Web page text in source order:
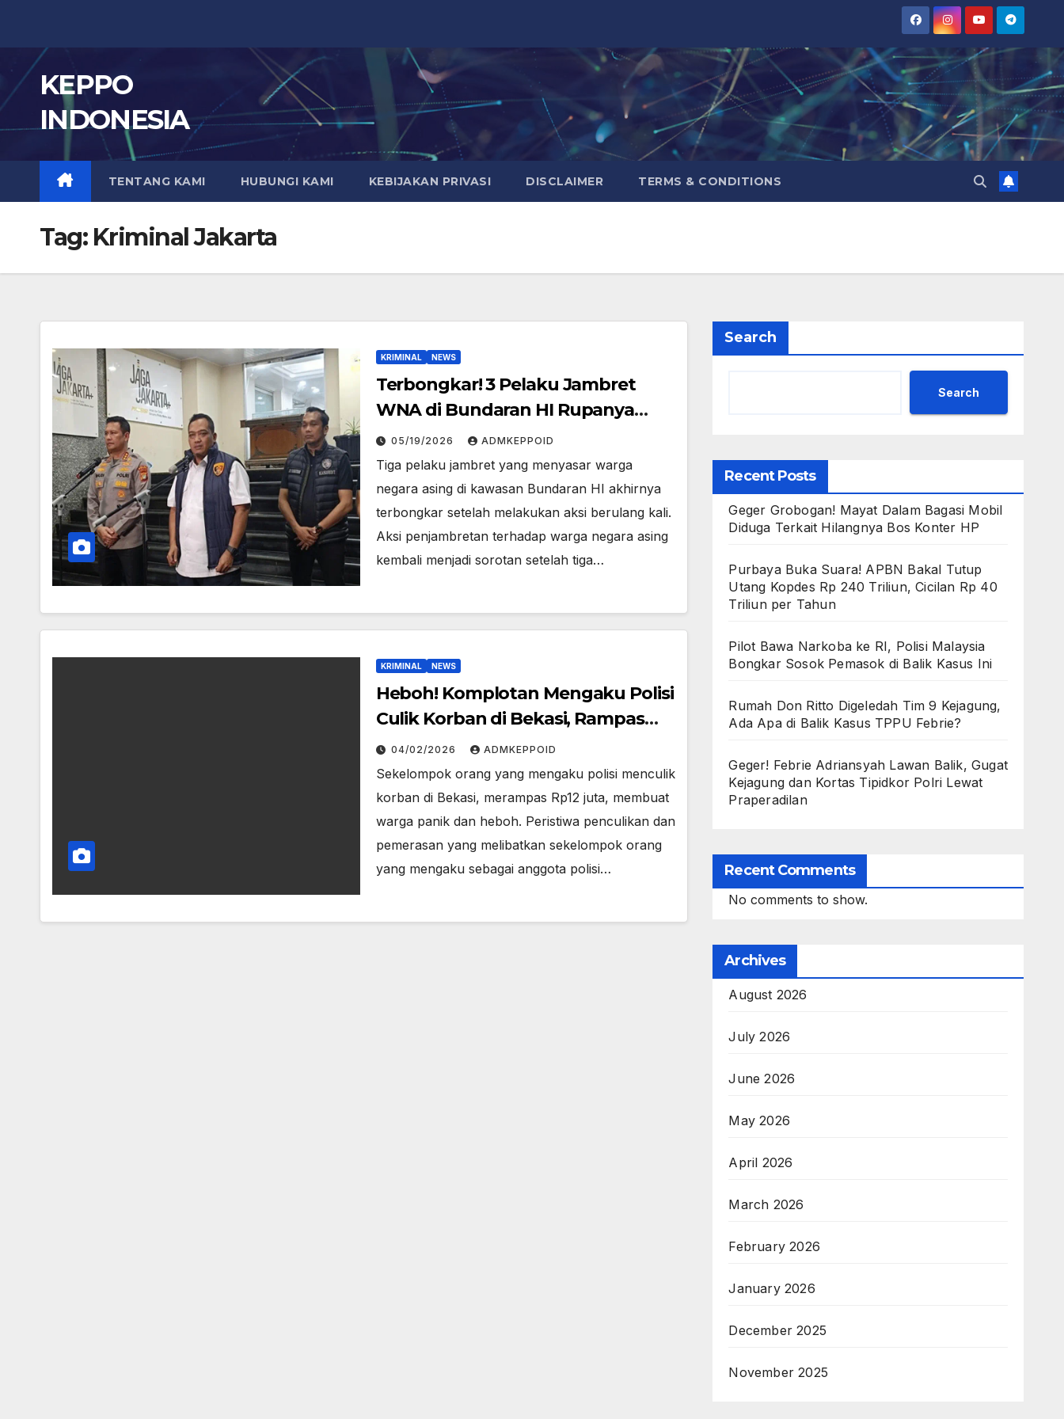
content
KEPPO
INDONESIA
TENTANG KAMI HUBUNGI KAMI KEBIJAKAN PRIVASI DISCLAIMER TERMS & CONDITIONS
Tag: Kriminal Jakarta
KRIMINAL NEWS
Terbongkar! 3 Pelaku Jambret
WNA di Bundaran HI Rupanya
Sudah 120 Kali Beraksi
05/19/2026 ADMKEPPOID
Tiga pelaku jambret yang menyasar warga
negara asing di kawasan Bundaran HI akhirnya
terbongkar setelah melakukan aksi berulang kali.
Aksi penjambretan terhadap warga negara asing
kembali menjadi sorotan setelah tiga…
KRIMINAL NEWS
Heboh! Komplotan Mengaku Polisi
Culik Korban di Bekasi, Rampas
Rp12 Juta!
04/02/2026 ADMKEPPOID
Sekelompok orang yang mengaku polisi menculik
korban di Bekasi, merampas Rp12 juta, membuat
warga panik dan heboh. Peristiwa penculikan dan
pemerasan yang melibatkan sekelompok orang
yang mengaku sebagai anggota polisi…
Search
Search
Recent Posts
Geger Grobogan! Mayat Dalam Bagasi Mobil
Diduga Terkait Hilangnya Bos Konter HP
Purbaya Buka Suara! APBN Bakal Tutup
Utang Kopdes Rp 240 Triliun, Cicilan Rp 40
Triliun per Tahun
Pilot Bawa Narkoba ke RI, Polisi Malaysia
Bongkar Sosok Pemasok di Balik Kasus Ini
Rumah Don Ritto Digeledah Tim 9 Kejagung,
Ada Apa di Balik Kasus TPPU Febrie?
Geger! Febrie Adriansyah Lawan Balik, Gugat
Kejagung dan Kortas Tipidkor Polri Lewat
Praperadilan
Recent Comments
No comments to show.
Archives
August 2026
July 2026
June 2026
May 2026
April 2026
March 2026
February 2026
January 2026
December 2025
November 2025